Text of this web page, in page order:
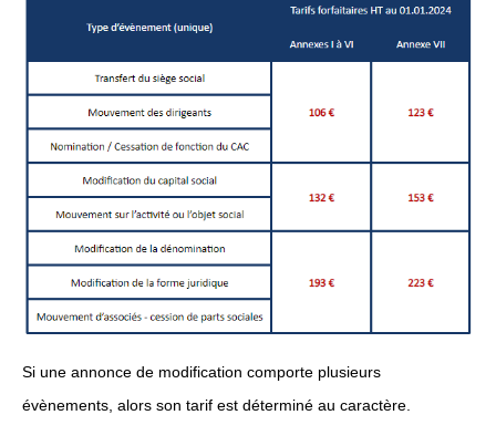
Si une annonce de modification comporte plusieurs
évènements, alors son tarif est déterminé au caractère.